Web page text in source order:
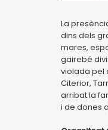
La
dins dels
mares,
gairebé
violada pel
Citerior,
arribat la
i de dones